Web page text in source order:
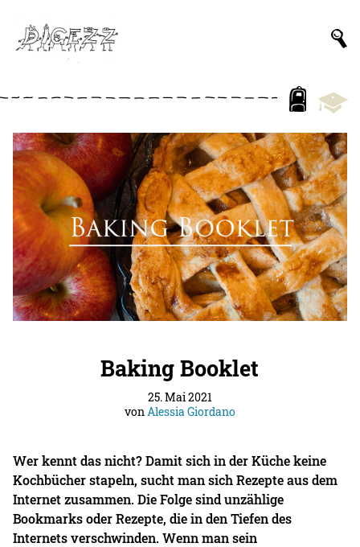
Baking Booklet
25. Mai 2021
vonAlessia Giordano
Wer kennt das nicht? Damit sich in der Küche keine
Kochbücher stapeln, sucht man sich Rezepte aus dem
Internet zusammen. Die Folge sind unzählige
Bookmarks oder Rezepte, die in den Tiefen des
Internets verschwinden. Wenn man sein